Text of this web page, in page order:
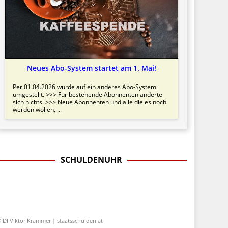
Neues Abo-System startet am 1. Mai!
Per 01.04.2026 wurde auf ein anderes Abo-System
umgestellt. >>> Für bestehende Abonnenten änderte
sich nichts. >>> Neue Abonnenten und alle die es noch
werden wollen, ...
SCHULDENUHR
DI Viktor Krammer | staatsschulden.at